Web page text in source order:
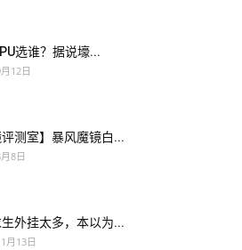
选谁？据说壕...
12日
评测室】暴风魔镜白...
8日
外挂太多，本以为...
月13日